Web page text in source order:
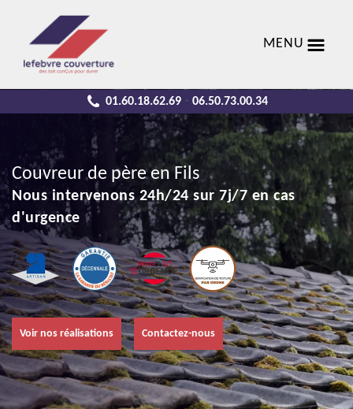
MENU
01.60.18.62.69 - 06.50.73.00.34
Couvreur de père en Fils
Nous intervenons 24h/24 sur 7j/7 en cas
d'urgence
Voir nos réalisations Contactez-nous